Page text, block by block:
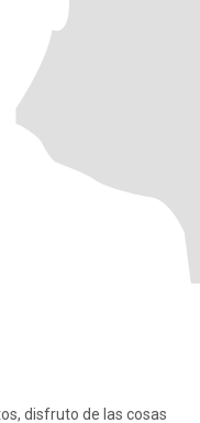
disfruto de las cosas